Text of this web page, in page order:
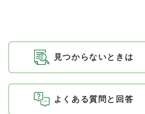
見つからないときは
よくある質問と回答